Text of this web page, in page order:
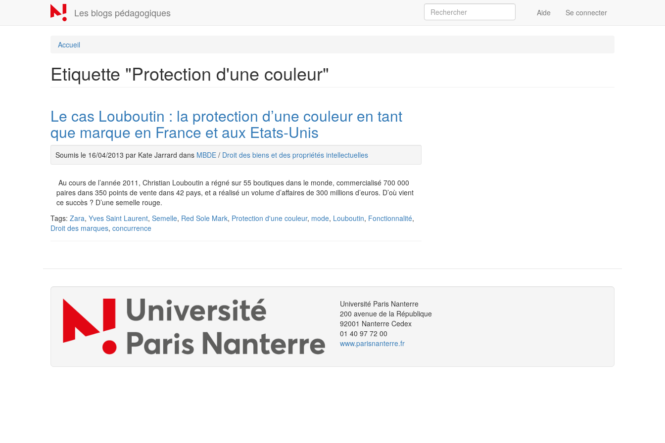
contenu
Les blogs pédagogiques Aide Se connecter
Accueil
Etiquette "Protection d'une couleur"
Le cas Louboutin : la protection d’une couleur en tant
que marque en France et aux Etats-Unis
Soumis le 16/04/2013 par Kate Jarrard dans MBDE / Droit des biens et des propriétés intellectuelles
Au cours de l’année 2011, Christian Louboutin a régné sur 55 boutiques dans le monde, commercialisé 700 000
paires dans 350 points de vente dans 42 pays, et a réalisé un volume d’affaires de 300 millions d’euros. D’où vient
ce succès ? D’une semelle rouge.
Tags: Zara, Yves Saint Laurent, Semelle, Red Sole Mark, Protection d'une couleur, mode, Louboutin, Fonctionnalité,
Droit des marques, concurrence
Université Paris Nanterre
200 avenue de la République
92001 Nanterre Cedex
01 40 97 72 00
www.parisnanterre.fr